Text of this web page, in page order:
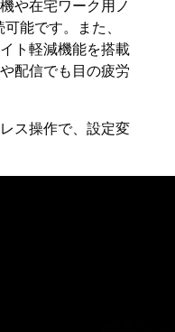
や在宅ワーク用ノ
能です。また、
ト軽減機能を搭載
配信でも目の疲労
ス操作で、設定変